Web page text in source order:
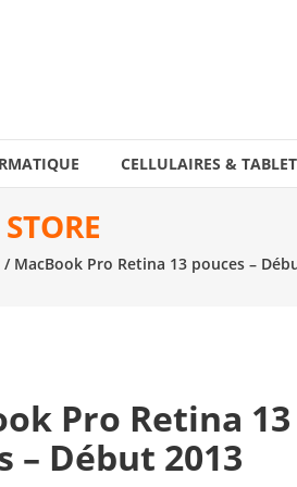
CELLULAIRES &
STORE
/ MacBook Pro Retina 13 pouces –
Pro Retina 13
– Début 2013